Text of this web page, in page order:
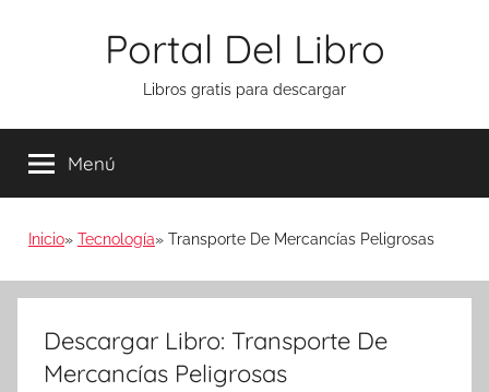
Portal Del Libro
Libros gratis para descargar
Menú
Inicio Tecnología Transporte De Mercancías Peligrosas
Descargar Libro: Transporte De
Mercancías Peligrosas